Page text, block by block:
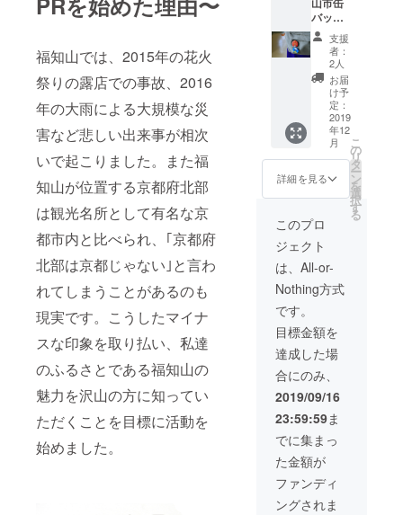
福知山では、2015年の花火
祭りの露店での事故、2016
年の大雨による大規模な災
害など悲しい出来事が相次
いで起こりました。また福
知山が位置する京都府北部
は観光名所として有名な京
都市内と比べられ、｢京都府
北部は京都じゃない｣と言わ
れてしまうことがあるのも
現実です。こうしたマイナ
スな印象を取り払い、私達
のふるさとである福知山の
魅力を沢山の方に知ってい
ただくことを目標に活動を
始めました。
バッチ
（2種類
1セッ
ト） ・
福知山
高校・
附属中
学校オ
リジナ
ルタオ
ル ・い
がい
と！ポ
ロシャ
ツ ・い
がい
と！
トート
バッグ
・生徒
紙 ・福
袋の
パッ
ケージ
として
使う、
本プロ
ジェク
トオリ
ジナル
紙袋3枚
（紙袋
の画像
支援
者：
2人
お届
け予
定：
2019
年12
月
詳細を見る
こ
の
リ
タ
ー
ン
を
選
択
す
る
このプロ
ジェクト
は、All-or-
Nothing方式
です。
目標金額を
達成した場
合にのみ、
2019/09/16
23:59:59ま
でに集まっ
た金額が
ファンディ
ングされま